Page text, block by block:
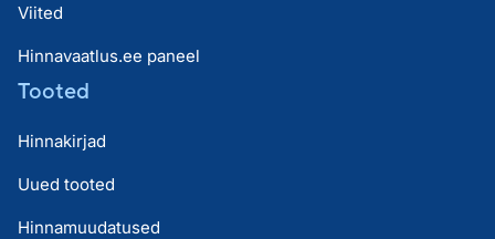
Viited
Hinnavaatlus.ee paneel
Tooted
Hinnakirjad
Uued tooted
Hinnamuudatused